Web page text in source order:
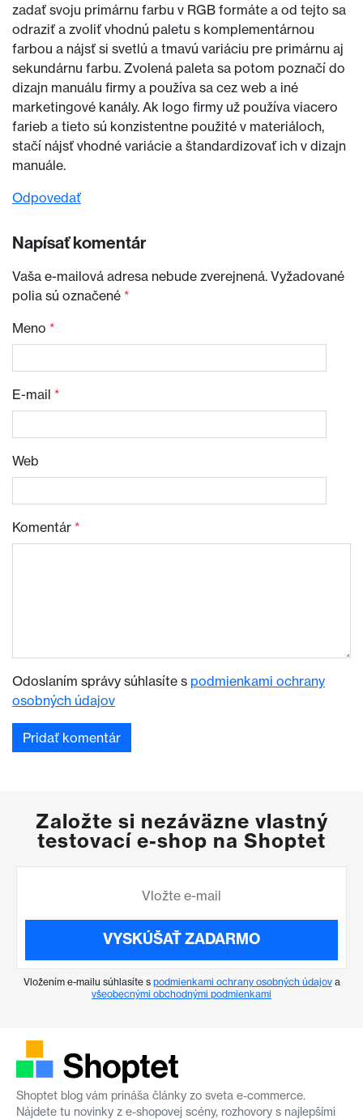
zadať svoju primárnu farbu v RGB formáte a od tejto sa
odraziť a zvoliť vhodnú paletu s komplementárnou
farbou a nájsť si svetlú a tmavú variáciu pre primárnu aj
sekundárnu farbu. Zvolená paleta sa potom poznačí do
dizajn manuálu firmy a používa sa cez web a iné
marketingové kanály. Ak logo firmy už používa viacero
farieb a tieto sú konzistentne použité v materiáloch,
stačí nájsť vhodné variácie a štandardizovať ich v dizajn
manuále.
Odpovedať
Napísať komentár
Vaša e-mailová adresa nebude zverejnená. Vyžadované
polia sú označené *
Meno *
E-mail *
Web
Komentár *
Odoslaním správy súhlasíte s podmienkami ochrany
osobných údajov
Založte si nezáväzne vlastný
testovací e-shop na Shoptet
VYSKÚŠAŤ ZADARMO
Vložením e-mailu súhlasíte s podmienkami ochrany osobných údajova
všeobecnými obchodnými podmienkami
Shoptet blog vám prináša články zo sveta e-commerce.
Nájdete tu novinky z e-shopovej scény, rozhovory s najlepšími